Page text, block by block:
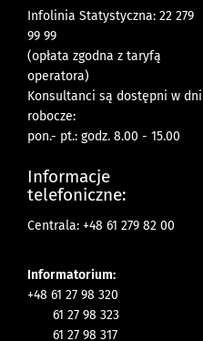
Infolinia Statystyczna: 22 279
99 99
(opłata zgodna z taryfą
operatora)
Konsultanci są dostępni w dni
robocze:
pon.- pt.: godz. 8.00 - 15.00
Informacje
telefoniczne:
Centrala: +48 61 279 82 00
Informatorium:
+48 61 27 98 320
61 27 98 323
61 27 98 317